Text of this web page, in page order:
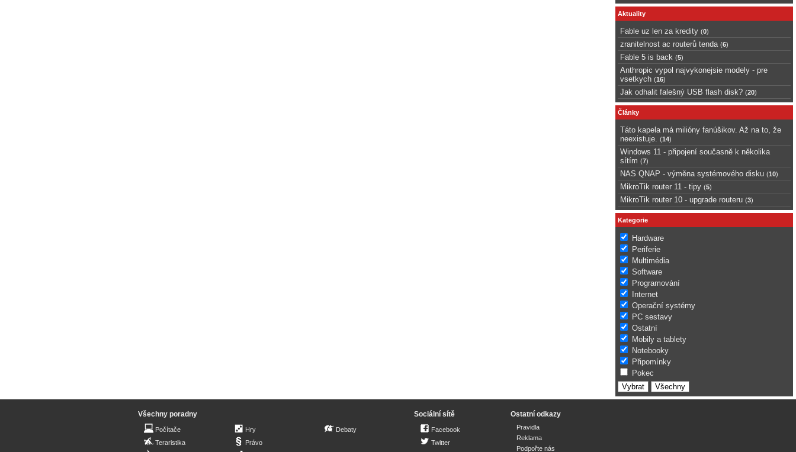
Aktuality
Fable uz len za kredity (0)
zranitelnost ac routerů tenda (6)
Fable 5 is back (5)
Anthropic vypol najvykonejsie modely - pre
vsetkych (16)
Jak odhalit falešný USB flash disk? (20)
Články
Táto kapela má milióny fanúšikov. Až na to, že
neexistuje.
(14)
Windows 11 - připojení současně k několika
sítím (7)
NAS QNAP - výměna systémového disku (10)
MikroTik router 11 - tipy (5)
MikroTik router 10 - upgrade routeru (3)
Kategorie
Hardware
Periferie
Multimédia
Software
Programování
Internet
Operační systémy
PC sestavy
Ostatní
Mobily a tablety
Notebooky
Připomínky
Pokec
Všechny poradny
Počítače
Teraristika
Hry
Právo
Debaty
Sociální sítě
Facebook
Twitter
Ostatní odkazy
Pravidla
Reklama
Podpořte nás